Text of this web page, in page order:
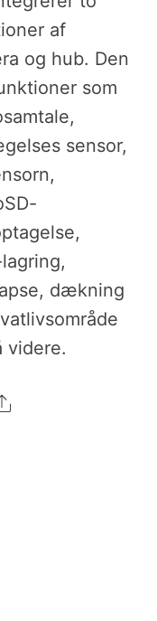
af
og hub. Den
som
sensor,
dækning
videre.
Share